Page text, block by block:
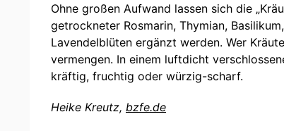
Ohne großen Aufwand lassen sich die
getrockneter Rosmarin, Thymian,
Lavendelblüten ergänzt werden. Wer
vermengen. In einem luftdicht
kräftig, fruchtig oder würzig-scharf.
Heike Kreutz, bzfe.de